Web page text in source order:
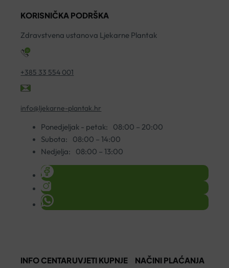
količina
KORISNIČKA PODRŠKA
Zdravstvena ustanova Ljekarne Plantak
+385 33 554 001
info@ljekarne-plantak.hr
Ponedjeljak - petak:
08:00 – 20:00
Subota:
08:00 – 14:00
Nedjelja:
08:00 – 13:00
INFO CENTARUVJETI KUPNJE NAČINI PLAĆANJA